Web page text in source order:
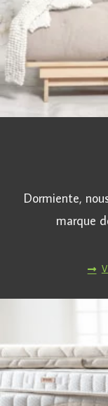
Dormiente,
marque